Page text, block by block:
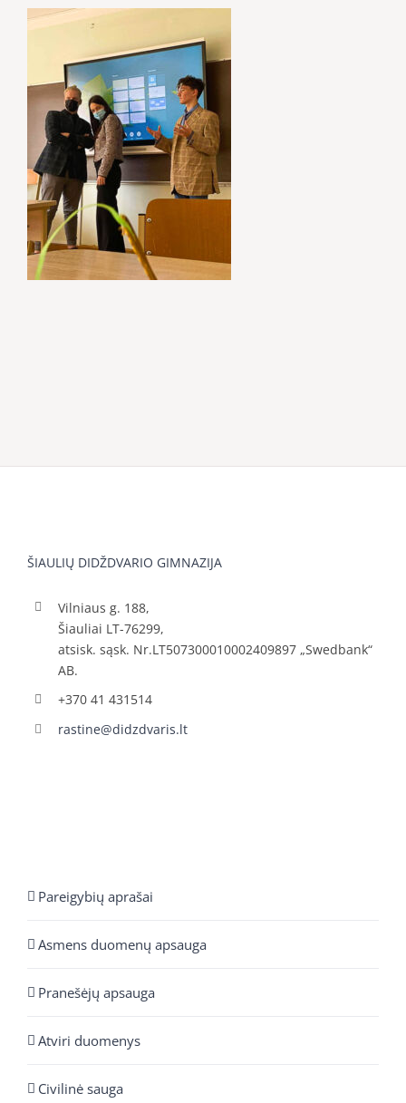
ŠIAULIŲ DIDŽDVARIO GIMNAZIJA
Vilniaus g. 188,
Šiauliai LT-76299,
atsisk. sąsk. Nr.LT507300010002409897 „Swedbank“
AB.
+370 41 431514
rastine@didzdvaris.lt
Pareigybių aprašai
Asmens duomenų apsauga
Pranešėjų apsauga
Atviri duomenys
Civilinė sauga